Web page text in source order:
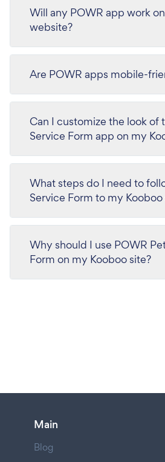
Will any POWR app work
website?
Are POWR apps mobile-
Can I customize the look of
Service Form app on my
What steps do I need to
Service Form to my Kooboo
Why should I use POWR
Form on my Kooboo site?
Main
Blog